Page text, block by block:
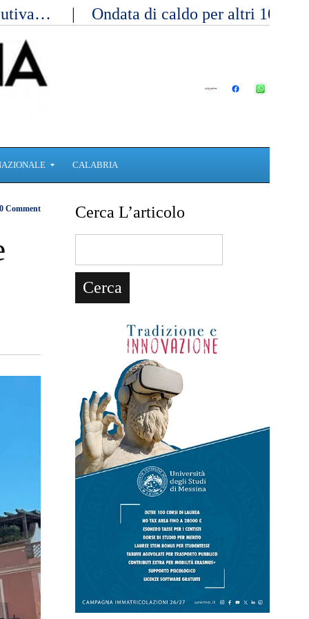
Ondata di caldo per altri 10
CALABRIA
0 Comment Cerca L’articolo